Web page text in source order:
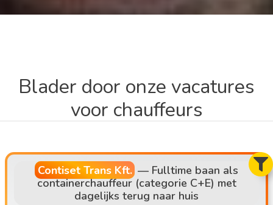
Blader door onze vacatures
voor chauffeurs
Contiset Trans Kft. — Fulltime baan als
containerchauffeur (categorie C+E) met
dagelijks terug naar huis